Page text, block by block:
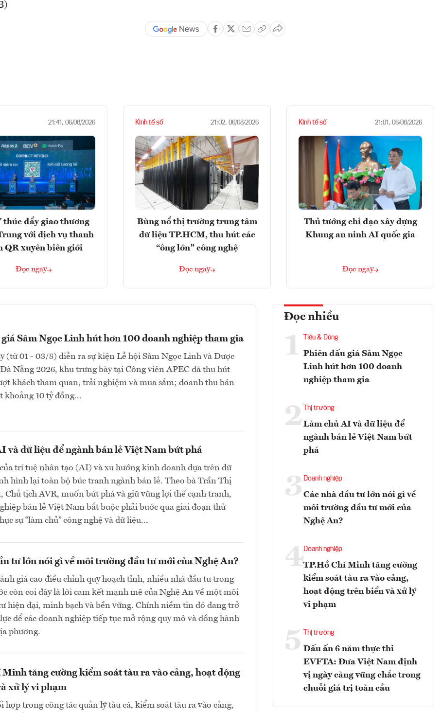
21:41, 06/08/2026
thúc đẩy giao thương
với dịch vụ thanh
QR xuyên biên giới
Đọc ngay
Kinh tế số 21:02, 06/08/2026
Bùng nổ thị trường trung tâm
dữ liệu TP.HCM, thu hút các
“ông lớn” công nghệ
Đọc ngay
Kinh tế số 21:01, 06/08/2026
Thủ tướng chỉ đạo xây dựng
Khung an ninh AI quốc gia
Đọc ngay
Sâm Ngọc Linh hút hơn 100 doanh nghiệp tham gia
(từ 01 - 03/8) diễn ra sự kiện Lễ hội Sâm Ngọc Linh và Dược
Nẵng 2026, khu trưng bày tại Công viên APEC đã thu hút
khách tham quan, trải nghiệm và mua sắm; doanh thu bán
khoảng 10 tỷ đồng...
và dữ liệu để ngành bán lẻ Việt Nam bứt phá
trí tuệ nhân tạo (AI) và xu hướng kinh doanh dựa trên dữ
hình lại toàn bộ bức tranh ngành bán lẻ. Theo bà Trần Thị
Chủ tịch AVR, muốn bứt phá và giữ vững lợi thế cạnh tranh,
bán lẻ Việt Nam bắt buộc phải bước qua giai đoạn thử
sự “làm chủ” công nghệ và dữ liệu...
tư lớn nói gì về môi trường đầu tư mới của Nghệ An?
giá cao điều chỉnh quy hoạch tỉnh, nhiều nhà đầu tư trong
còn coi đây là lời cam kết mạnh mẽ của Nghệ An về một môi
hiện đại, minh bạch và bền vững. Chính niềm tin đó đang trở
để các doanh nghiệp tiếp tục mở rộng quy mô và đồng hành
phương.
tăng cường kiểm soát tàu ra vào cảng, hoạt động
xử lý vi phạm
hợp trong công tác quản lý tàu cá, kiểm soát tàu ra vào cảng,
Đọc nhiều
1 Tiêu & Dùng
Phiên đấu giá Sâm Ngọc
Linh hút hơn 100 doanh
nghiệp tham gia
2 Thị trường
Làm chủ AI và dữ liệu để
ngành bán lẻ Việt Nam bứt
phá
3 Doanh nghiệp
Các nhà đầu tư lớn nói gì về
môi trường đầu tư mới của
Nghệ An?
4Doanh nghiệp
TP.Hồ Chí Minh tăng cường
kiểm soát tàu ra vào cảng,
hoạt động trên biển và xử lý
vi phạm
5 Thị trường
Dấu ấn 6 năm thực thi
EVFTA: Đưa Việt Nam định
vị ngày càng vững chắc trong
chuỗi giá trị toàn cầu